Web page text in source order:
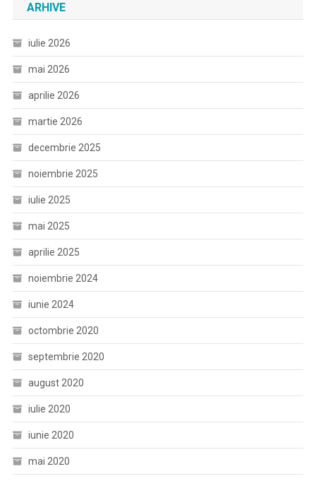
ARHIVE
iulie 2026
mai 2026
aprilie 2026
martie 2026
decembrie 2025
noiembrie 2025
iulie 2025
mai 2025
aprilie 2025
noiembrie 2024
iunie 2024
octombrie 2020
septembrie 2020
august 2020
iulie 2020
iunie 2020
mai 2020